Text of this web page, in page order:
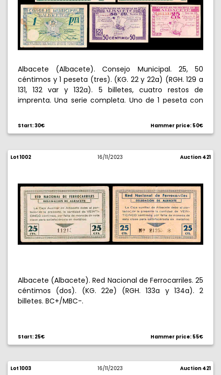
Albacete (Albacete). Consejo Municipal. 25, 50
céntimos y 1 peseta (tres). (KG. 22 y 22a) (RGH. 129 a
131, 132 var y 132a). 5 billetes, cuatro restos de
imprenta. Una serie completa. Uno de 1 peseta con
Start: 30€ Hammer price: 50€
Lot 1002 16/11/2023 Auction 421
Albacete (Albacete). Red Nacional de Ferrocarriles. 25
céntimos (dos). (KG. 22e) (RGH. 133a y 134a). 2
billetes. BC+/MBC-.
Start: 25€ Hammer price: 55€
Lot 1003 16/11/2023 Auction 421